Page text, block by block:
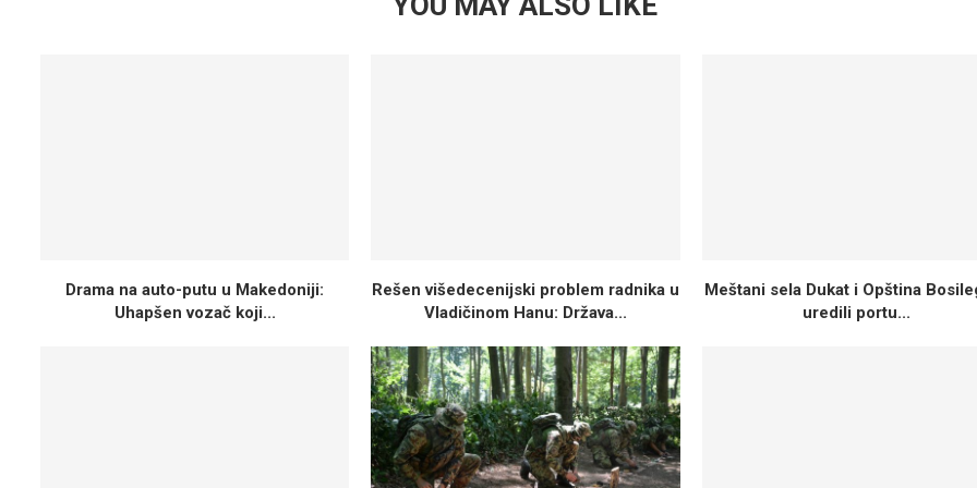
Drama na auto-putu u Makedoniji:
Uhapšen vozač koji...
Rešen višedecenijski problem radnika u
Vladičinom Hanu: Država...
Meštani sela Dukat i Opština
uredili portu...